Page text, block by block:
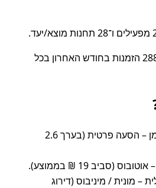
סה״כ נרשמו כ־288,935 הזמנות בחודש האחרון בכל
למי שחשוב הזמן – הסעה פרטית (בערך 2.6
(סביב 19 ₪ בממוצע).
– מונית / מיניבוס (דירוג